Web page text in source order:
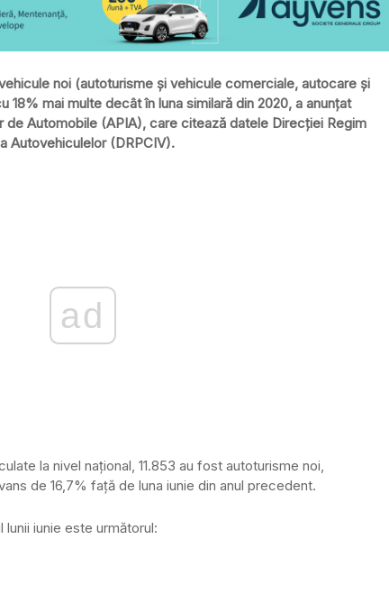
noi (autoturisme și vehicule comerciale, autocare și
18% mai multe decât în luna similară din 2020, a anunțat
Automobile (APIA), care citează datele Direcţiei Regim
Autovehiculelor (DRPCIV).
ad
la nivel naţional, 11.853 au fost autoturisme noi,
de 16,7% faţă de luna iunie din anul precedent.
lunii iunie este următorul: